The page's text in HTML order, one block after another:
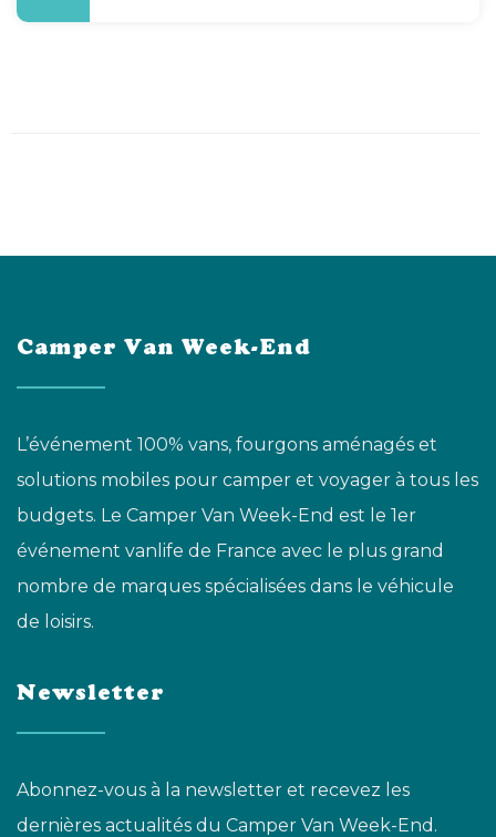
Camper Van Week-End
L’événement 100% vans, fourgons aménagés et
solutions mobiles pour camper et voyager à tous les
budgets. Le Camper Van Week-End est le 1er
événement vanlife de France avec le plus grand
nombre de marques spécialisées dans le véhicule
de loisirs.
Newsletter
Abonnez-vous à la newsletter et recevez les
dernières actualités du Camper Van Week-End.